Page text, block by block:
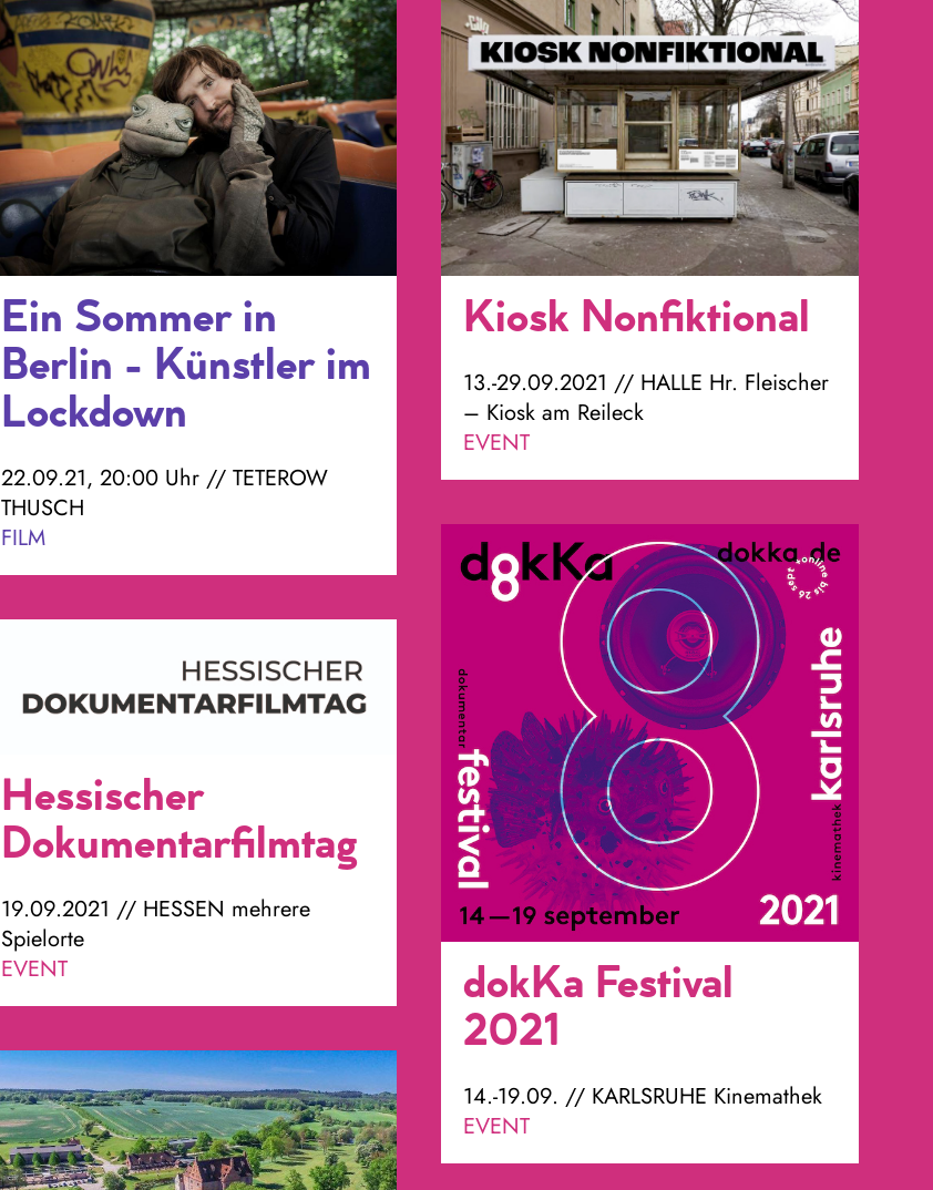
Ein Sommer in
Berlin - Künstler im
Lockdown
22.09.21, 20:00 Uhr // TETEROW
THUSCH
FILM
Kiosk Nonfiktional
13.-29.09.2021 // HALLE Hr. Fleischer
– Kiosk am Reileck
EVENT
Hessischer
Dokumentarfilmtag
19.09.2021 // HESSEN mehrere
Spielorte
EVENT
dokKa Festival
2021
14.-19.09. // KARLSRUHE Kinemathek
EVENT